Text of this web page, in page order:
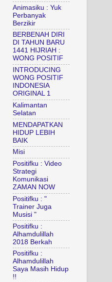
Animasiku : Yuk
Perbanyak
Berzikir
BERBENAH DIRI
DI TAHUN BARU
1441 HIJRIAH :
WONG POSITIF
INTRODUCING
WONG POSITIF
INDONESIA
ORIGINAL 1
Kalimantan
Selatan
MENDAPATKAN
HIDUP LEBIH
BAIK
Misi
Positifku : Video
Strategi
Komunikasi
ZAMAN NOW
Positifku : "
Trainer Juga
Musisi "
Positifku :
Alhamdulillah
2018 Berkah
Positifku :
Alhamdulillah
Saya Masih Hidup
!!